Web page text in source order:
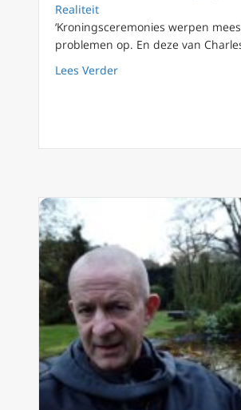
Realiteit
‘Kroningsceremonies werpen
problemen op. En deze van
Lees Verderabout Koning Charles